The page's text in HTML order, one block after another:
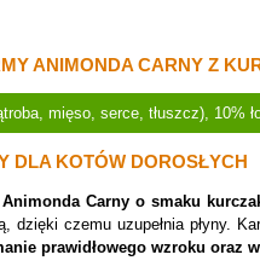
ANIMONDA CARNY Z
mięso, serce, tłuszcz), 10%
DLA KOTÓW DOROSŁYCH
Carny o smaku
dzięki czemu uzupełnia płyny.
prawidłowego wzroku oraz